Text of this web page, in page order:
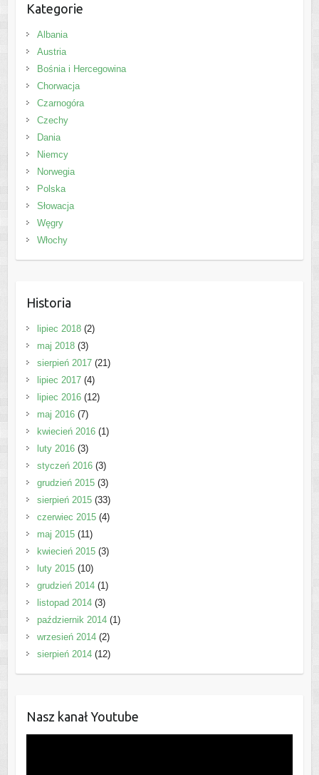
Kategorie
Albania
Austria
Bośnia i Hercegowina
Chorwacja
Czarnogóra
Czechy
Dania
Niemcy
Norwegia
Polska
Słowacja
Węgry
Włochy
Historia
lipiec 2018(2)
maj 2018(3)
sierpień 2017(21)
lipiec 2017(4)
lipiec 2016(12)
maj 2016(7)
kwiecień 2016(1)
luty 2016(3)
styczeń 2016(3)
grudzień 2015(3)
sierpień 2015(33)
czerwiec 2015(4)
maj 2015(11)
kwiecień 2015(3)
luty 2015(10)
grudzień 2014(1)
listopad 2014(3)
październik 2014(1)
wrzesień 2014(2)
sierpień 2014(12)
Nasz kanał Youtube